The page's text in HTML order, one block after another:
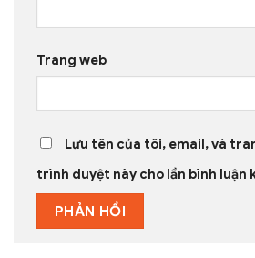
Trang web
Lưu tên của tôi, email, và
trình duyệt này cho lần bình luận